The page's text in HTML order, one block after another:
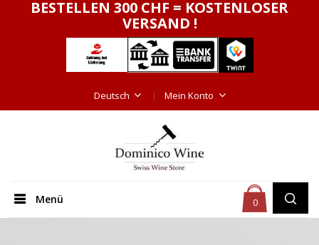
BESTELLEN 300 CHF = KOSTENLOSER
VERSAND !
Deutsch Mein Konto
0
Menü